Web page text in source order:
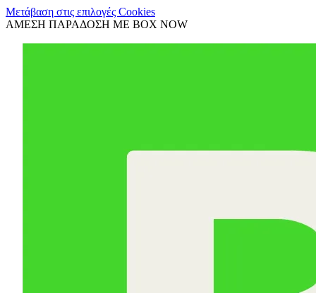
Μετάβαση στις επιλογές Cookies
ΑΜΕΣΗ ΠΑΡΑΔΟΣΗ ΜΕ BOX NOW